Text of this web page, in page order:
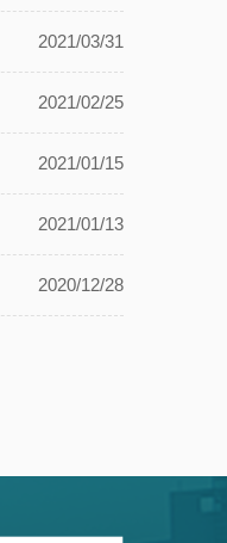
2021/03/31
2021/02/25
2021/01/15
2021/01/13
2020/12/28